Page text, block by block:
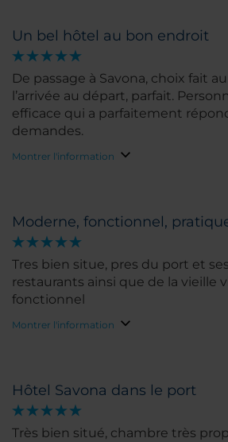
Un bel hôtel au bon endroit
De passage à Savona, choix fait
l’arrivée au départ, parfait. Personnel discret mais
efficace qui a parfaitement
demandes.
Montrer l'information
Moderne, fonctionnel,
Tres bien situe, pres du port et
restaurants ainsi que de la vieille
fonctionnel
Montrer l'information
Hôtel Savona dans le port
Très bien situé, chambre très